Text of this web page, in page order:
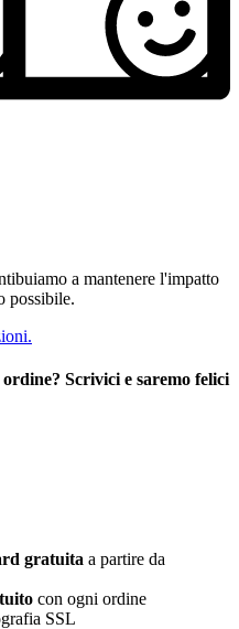
a mantenere l'impatto
possibile.
Scrivici e saremo felici
gratuita a partire da
con ogni ordine
SSL